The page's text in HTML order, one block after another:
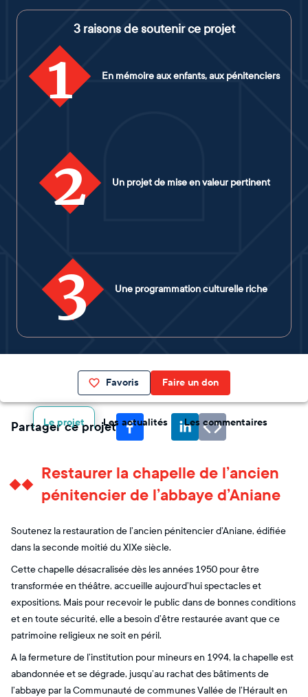
3 raisons de soutenir ce projet
1 En mémoire aux enfants, aux pénitenciers
2 Un projet de mise en valeur pertinent
3 Une programmation culturelle riche
Favoris Faire un don
Le projet Les actualités Les commentaires
Partager ce projet
Restaurer la chapelle de l’ancien
pénitencier de l’abbaye d’Aniane
Soutenez la restauration de l’ancien pénitencier d’Aniane, édifiée
dans la seconde moitié du XIXe siècle.
Cette chapelle désacralisée dès les années 1950 pour être
transformée en théâtre, accueille aujourd’hui spectacles et
expositions. Mais pour recevoir le public dans de bonnes conditions
et en toute sécurité, elle a besoin d’être restaurée avant que ce
patrimoine religieux ne soit en péril.
A la fermeture de l’institution pour mineurs en 1994, la chapelle est
abandonnée et se dégrade, jusqu’au rachat des bâtiments de
l’abbaye par la Communauté de communes Vallée de l’Hérault en